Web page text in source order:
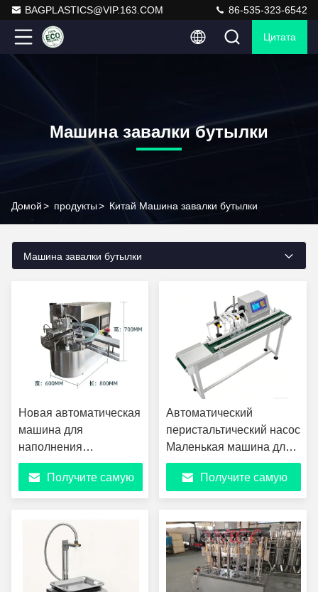
BAGPLASTICS@VIP.163.COM 86-535-323-6542
Цитата
Машина завалки бутылки
Домой> продукты> Китай Машина завалки бутылки
Машина завалки бутылки
Новая автоматическая
машина для
наполнения
жидкостью, молока,
лекарств, вина,
укупорочная машина
для сока, включая
насос
Получите самую
Автоматический
перистальтический насос
Маленькая машина для
заполнения жидкости
Четырехлинейный
конвейерная лента
Эфирные масла глазные
капли Химические
жидкости Парфюмерия
жидкость Конвейерная
Получите самую